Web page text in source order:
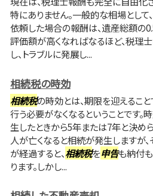
特にありません。一般的な相場として
依頼した場合の報酬は、遺産総額の
評価額が高くなればなるほど、税理
し、トラブルに発展し...
相続税の時効
相続税の時効とは、期限を迎えること
行う必要がなくなるということです
生したときから5年または7年と決め
人が亡くなると相続が発生しますが
が経過すると、相続税を申告も納付
ります。しかし...